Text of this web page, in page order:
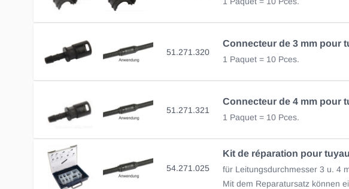
51.271.320
1 Paquet = 10 Pces.
51.271.321
1 Paquet = 10 Pces.
54.271.025
für Leitungsdurchmesser 3 u. 4